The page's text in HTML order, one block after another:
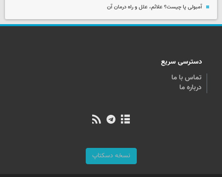
آمبولی پا چیست؟ علائم، علل و راه درمان آن
دسترسی سریع
تماس با ما
درباره ما
نسخه دسکتاپ